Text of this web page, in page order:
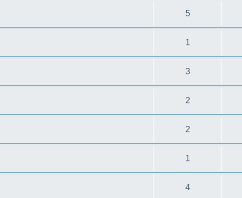
5
1
3
2
2
1
4